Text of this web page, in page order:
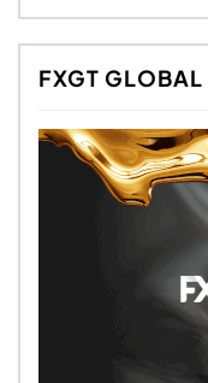
FXGT GLOBAL